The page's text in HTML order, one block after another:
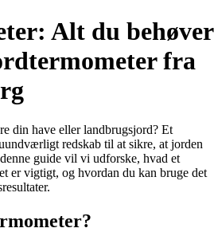
Alt du behøver
fra
din have eller landbrugsjord? Et
redskab til at sikre, at jorden
guide vil vi udforske, hvad et
er vigtigt, og hvordan du kan bruge det